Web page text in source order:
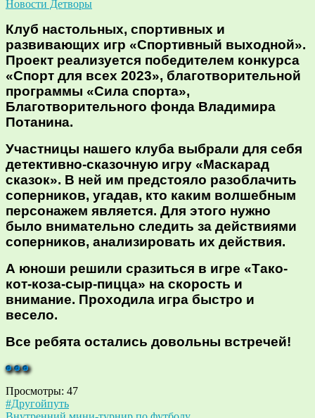
Новости Детворы
Клуб настольных, спортивных и
развивающих игр «Спортивный выходной».
Проект реализуется победителем конкурса
«Спорт для всех 2023», благотворительной
программы «Сила спорта»,
Благотворительного фонда Владимира
Потанина.
Участницы нашего клуба выбрали для себя
детективно-сказочную игру «Маскарад
сказок». В ней им предстояло разоблачить
соперников, угадав, кто каким волшебным
персонажем является. Для этого нужно
было внимательно следить за действиями
соперников, анализировать их действия.
А юноши решили сразиться в игре «Тако-
кот-коза-сыр-пицца» на скорость и
внимание. Проходила игра быстро и
весело.
Все ребята остались довольны встречей!
Просмотры: 47
Навигация
#Другойпуть